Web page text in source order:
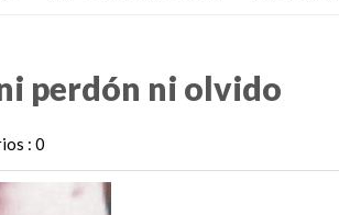
perdón ni olvido
: 0